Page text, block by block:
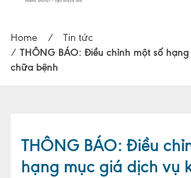
Giới thiệu
Đội ngũ y
Cơ sở vật
Home /
Tin tức
/ THÔNG BÁO: Điều chỉnh một số
chữa bệnh
THÔNG BÁO: Điều
hạng mục giá dịch vụ